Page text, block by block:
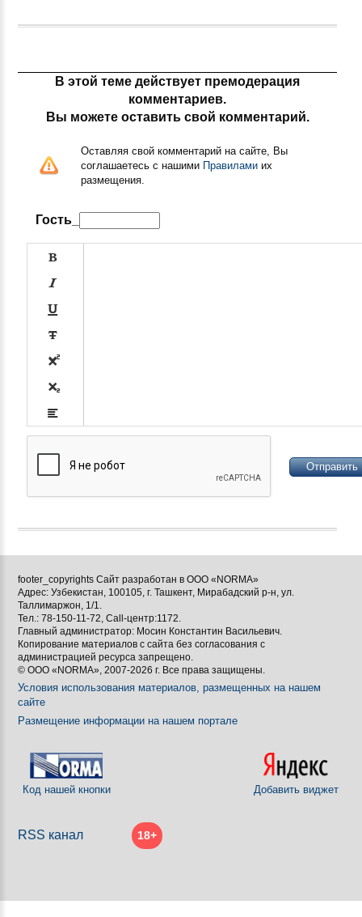
В этой теме действует премодерация
комментариев.
Вы можете оставить свой комментарий.
Оставляя свой комментарий на сайте, Вы
соглашаетесь с нашими Правилами их
размещения.
Гость_










[BBCODE]
footer_copyrights Сайт разработан в ООО «NORMA»
Адрес: Узбекистан, 100105, г. Ташкент, Мирабадский р-н, ул.
Таллимаржон, 1/1.
Тел.: 78-150-11-72, Call-центр:1172.
Главный администратор: Мосин Константин Васильевич.
Копирование материалов с сайта без согласования с
администрацией ресурса запрещено.
© ООО «NORMA», 2007-2026 г. Все права защищены.
Условия использования материалов, размещенных на нашем
сайте
Размещение информации на нашем портале
Код нашей кнопки Добавить виджет
RSS канал 18+